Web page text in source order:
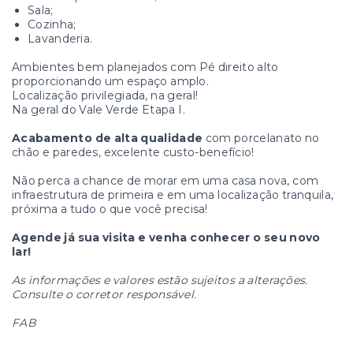
Sala;
Cozinha;
Lavanderia.
Ambientes bem planejados com Pé direito alto
proporcionando um espaço amplo.
Localização privilegiada, na geral!
Na geral do Vale Verde Etapa I.
Acabamento de alta qualidade com porcelanato no
chão e paredes, excelente custo-benefício!
Não perca a chance de morar em uma casa nova, com
infraestrutura de primeira e em uma localização tranquila,
próxima a tudo o que você precisa!
Agende já sua visita e venha conhecer o seu novo
lar!
As informações e valores estão sujeitos a alterações.
Consulte o corretor responsável.
FAB